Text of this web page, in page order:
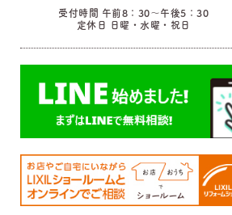
受付時間 午前8：30～午後5：30
定休日 日曜・水曜・祝日